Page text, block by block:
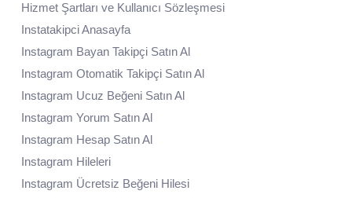
Hizmet Şartları ve Kullanıcı Sözleşmesi
Instatakipci Anasayfa
Instagram Bayan Takipçi Satın Al
Instagram Otomatik Takipçi Satın Al
Instagram Ucuz Beğeni Satın Al
Instagram Yorum Satın Al
Instagram Hesap Satın Al
Instagram Hileleri
Instagram Ücretsiz Beğeni Hilesi